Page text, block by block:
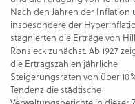
Nach den Jahren der Inflation
insbesondere der
stagnierten die Erträge von
Ronsieck zunächst. Ab 1927
die Ertragszahlen jährliche
Steigerungsraten von über
Tendenz die städtische